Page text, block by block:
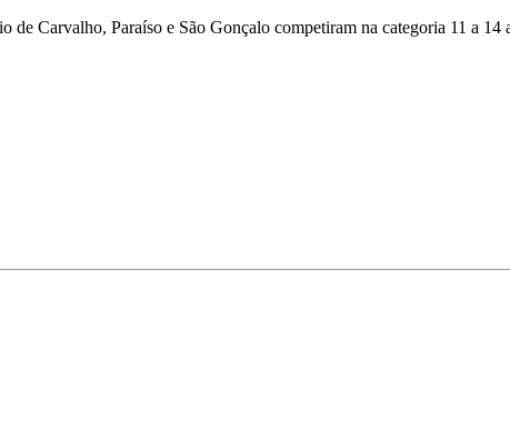
Carvalho, Paraíso e São Gonçalo competiram na categoria 11 a